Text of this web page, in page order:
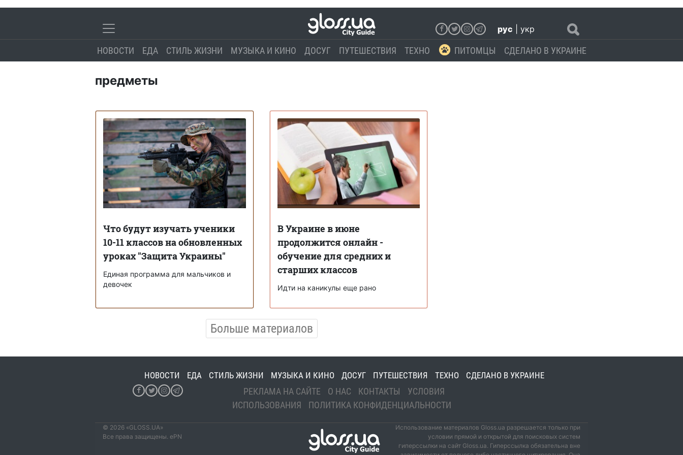
рус укр
НОВОСТИ ЕДА СТИЛЬ ЖИЗНИ МУЗЫКА И КИНО ДОСУГ ПУТЕШЕСТВИЯ ТЕХНО ПИТОМЦЫ СДЕЛАНО В УКРАИНЕ
предметы
Что будут изучать ученики
10-11 классов на обновленных
уроках "Защита Украины"
Единая программа для мальчиков и
девочек
В Украине в июне
продолжится онлайн -
обучение для средних и
старших классов
Идти на каникулы еще рано
Больше материалов
НОВОСТИ ЕДА СТИЛЬ ЖИЗНИ МУЗЫКА И КИНО ДОСУГ ПУТЕШЕСТВИЯ ТЕХНО СДЕЛАНО В УКРАИНЕ
РЕКЛАМА НА САЙТЕ О НАС КОНТАКТЫ
УСЛОВИЯ
ИСПОЛЬЗОВАНИЯ
ПОЛИТИКА КОНФИДЕНЦИАЛЬНОСТИ
© 2026 «GLOSS.UA»
Все права защищены. ePN
Использование материалов Gloss.ua разрешается только при
условии прямой и открытой для поисковых систем
гиперссылки на сайт Gloss.ua. Гиперссылка обязательна вне